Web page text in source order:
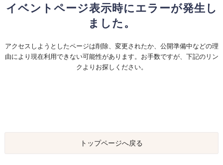
イベントページ表示時にエラーが発生し
ました。
アクセスしようとしたページは削除、変更されたか、公開準備中などの理
由により現在利用できない可能性があります。お手数ですが、下記のリン
クよりお探しください。
トップページへ戻る